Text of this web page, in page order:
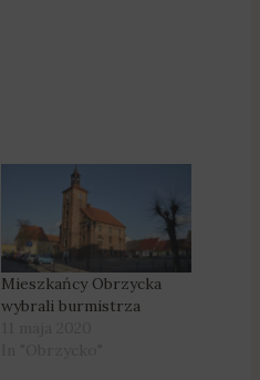
Mieszkańcy Obrzycka
wybrali burmistrza